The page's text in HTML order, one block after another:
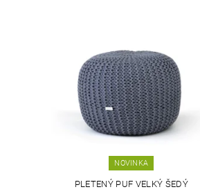
NOVINKA
PLETENÝ PUF VELKÝ ŠEDÝ